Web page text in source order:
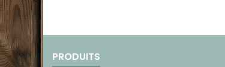
PRODUITS